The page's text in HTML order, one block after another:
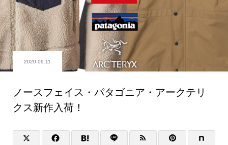
2020.09.11
ノースフェイス・パタゴニア・アークテリ
クス新作入荷！